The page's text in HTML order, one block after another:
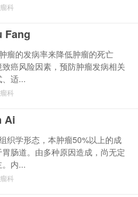
科
Fang
瘤的发病率来降低肿瘤的死亡
癌风险因素，预防肿瘤发病相关
适...
科
Ai
织学形态，本肿瘤50%以上的成
肠道。由多种原因造成，尚无定
内...
科